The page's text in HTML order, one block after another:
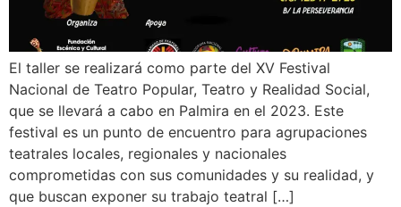
El taller se realizará como parte del XV Festival
Nacional de Teatro Popular, Teatro y Realidad Social,
que se llevará a cabo en Palmira en el 2023. Este
festival es un punto de encuentro para agrupaciones
teatrales locales, regionales y nacionales
comprometidas con sus comunidades y su realidad, y
que buscan exponer su trabajo teatral […]